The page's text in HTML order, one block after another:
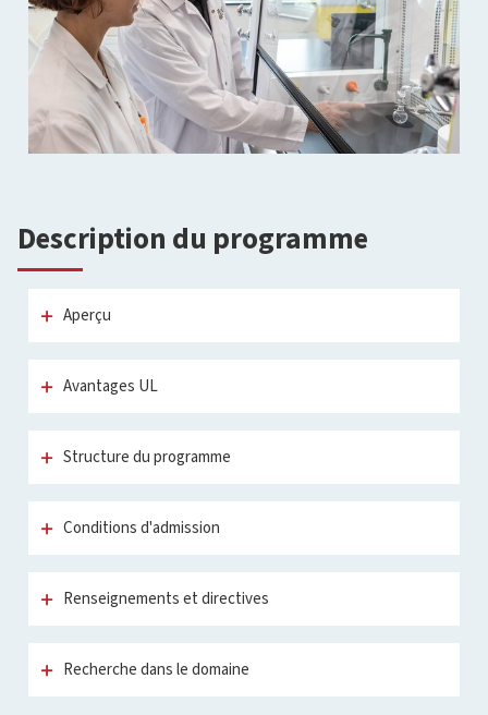
Description du programme
Aperçu
Avantages UL
Structure du programme
Conditions d'admission
Renseignements et directives
Recherche dans le domaine